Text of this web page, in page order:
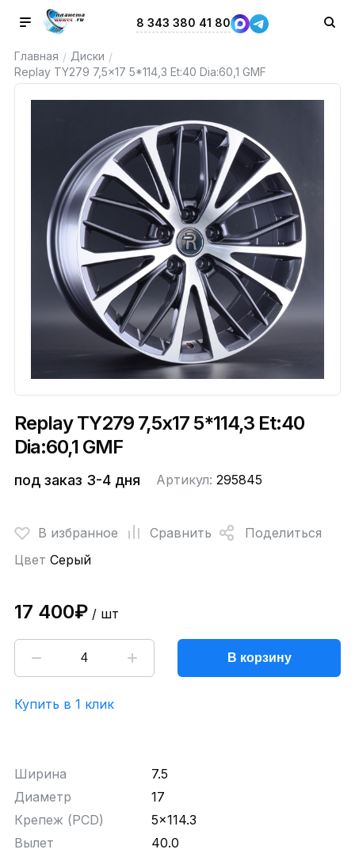
8 343 380 41 80
Главная / Диски /
Replay TY279 7,5x17 5*114,3 Et:40 Dia:60,1 GMF
Replay TY279 7,5x17 5*114,3 Et:40
Dia:60,1 GMF
под заказ 3-4 дня Артикул: 295845
В избранное Сравнить
Поделиться
Цвет Серый
17 400₽/ шт
В корзину
Купить в 1 клик
Ширина
7.5
Диаметр
17
Крепеж (PCD)
5x114.3
Вылет
40.0